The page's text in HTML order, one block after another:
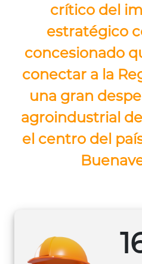
crítico del
estratégico
concesionado
conectar a la
una gran
agroindustrial
el centro del